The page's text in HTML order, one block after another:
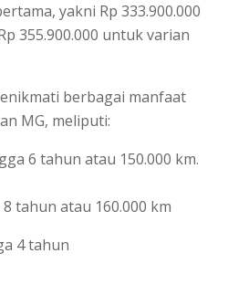
yakni Rp 333.900.000
355.900.000 untuk varian
berbagai manfaat
MG, meliputi:
6 tahun atau 150.000 km.
tahun atau 160.000 km
4 tahun